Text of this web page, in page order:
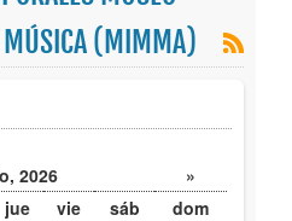
MÚSICA (MIMMA)
2026
»
jue vie sáb dom